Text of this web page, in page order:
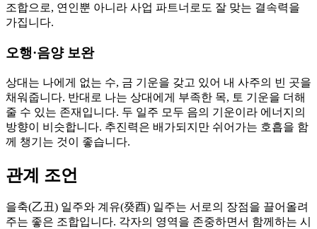
조합으로, 연인뿐 아니라 사업 파트너로도 잘 맞는 결속력을
가집니다.
오행·음양 보완
상대는 나에게 없는 수, 금 기운을 갖고 있어 내 사주의 빈 곳을
채워줍니다. 반대로 나는 상대에게 부족한 목, 토 기운을 더해
줄 수 있는 존재입니다. 두 일주 모두 음의 기운이라 에너지의
방향이 비슷합니다. 추진력은 배가되지만 쉬어가는 호흡을 함
께 챙기는 것이 좋습니다.
관계 조언
을축(乙丑) 일주와 계유(癸酉) 일주는 서로의 장점을 끌어올려
주는 좋은 조합입니다. 각자의 영역을 존중하면서 함께하는 시